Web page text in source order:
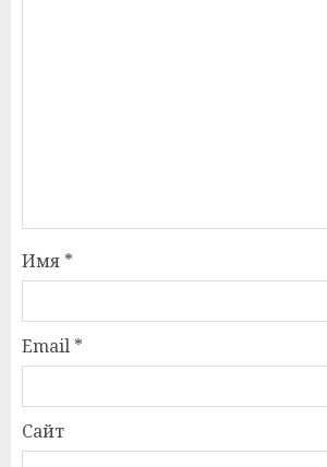
Имя *
Email *
Сайт